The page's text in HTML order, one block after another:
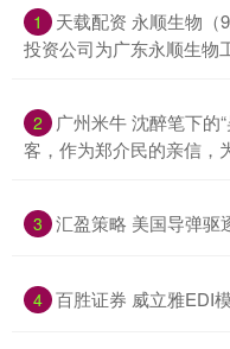
1
天载配资 永顺生物（
投资公司为广东永顺生物
2
广州米牛 沈醉笔下的
客，作为郑介民的亲信，
3 汇盈策略 美国导弹驱
4 百胜证券 威立雅EDI